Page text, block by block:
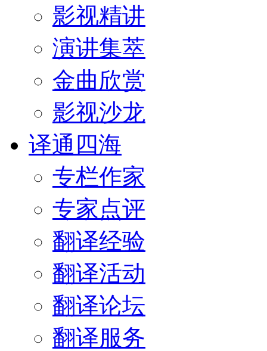
影视精讲
演讲集萃
金曲欣赏
影视沙龙
译通四海
专栏作家
专家点评
翻译经验
翻译活动
翻译论坛
翻译服务